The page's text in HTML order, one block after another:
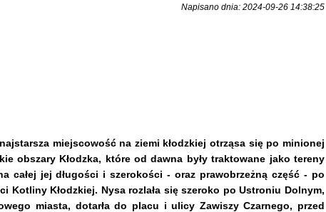
Napisano dnia: 2024-09-26 14:38:25
miejscowość na ziemi kłodzkiej otrząsa się po minionej
obszary Kłodzka, które od dawna były traktowane jako tereny
całej jej długości i szerokości - oraz prawobrzeżną część - po
Kotliny Kłodzkiej. Nysa rozlała się szeroko po Ustroniu Dolnym,
miasta, dotarła do placu i ulicy Zawiszy Czarnego, przed